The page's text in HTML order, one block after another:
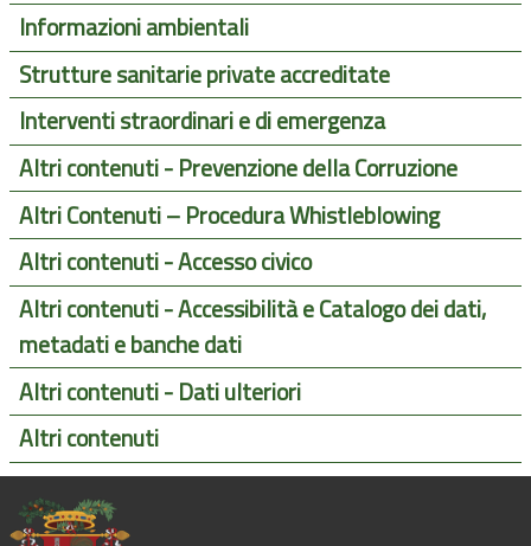
Informazioni ambientali
Strutture sanitarie private accreditate
Interventi straordinari e di emergenza
Altri contenuti - Prevenzione della Corruzione
Altri Contenuti – Procedura Whistleblowing
Altri contenuti - Accesso civico
Altri contenuti - Accessibilità e Catalogo dei dati,
metadati e banche dati
Altri contenuti - Dati ulteriori
Altri contenuti